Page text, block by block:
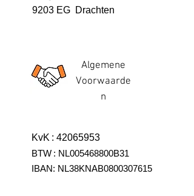
9203 EG Drachten
Algemene
Voorwaarde
n
KvK : 42065953
BTW : NL005468800B31
IBAN: NL38KNAB0800307615